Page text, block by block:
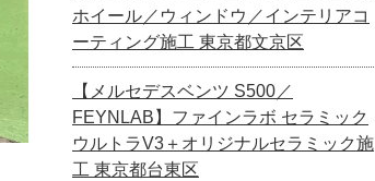
ホイール／ウィンドウ／インテリアコ
ーティング施工 東京都文京区
【メルセデスベンツ S500／
FEYNLAB】ファインラボ セラミック
ウルトラV3＋オリジナルセラミック施
工 東京都台東区